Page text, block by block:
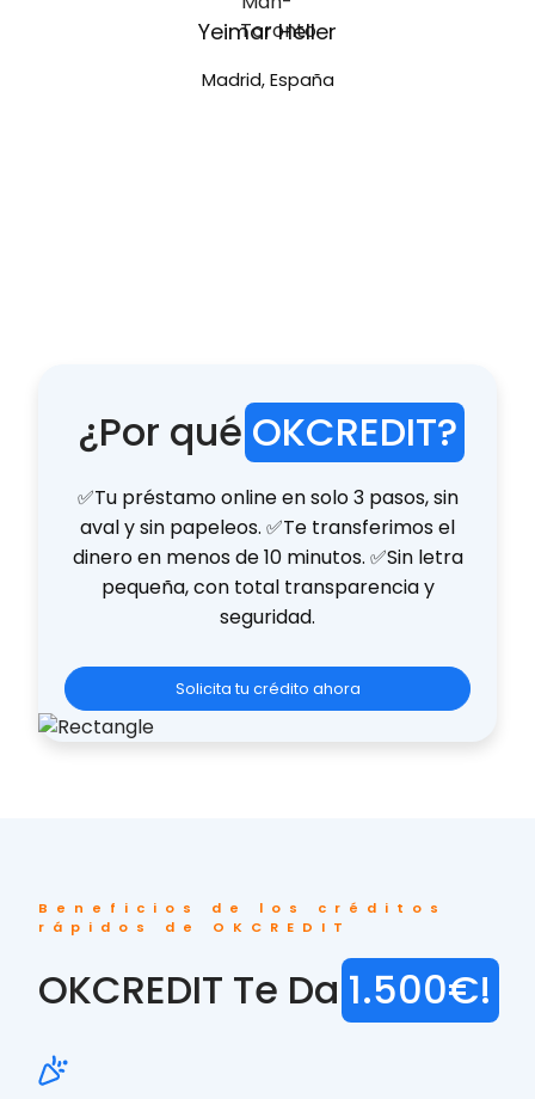
Yeimar Heller
Madrid, España
¿Por qué OKCREDIT?
✅Tu préstamo online en solo 3 pasos, sin
aval y sin papeleos. ✅Te transferimos el
dinero en menos de 10 minutos. ✅Sin letra
pequeña, con total transparencia y
seguridad.
Solicita tu crédito ahora
Beneficios de los créditos
rápidos de OKCREDIT
OKCREDIT Te Da 1.500€!